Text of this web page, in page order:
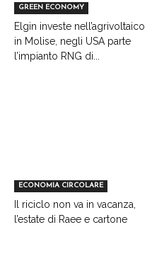
GREEN ECONOMY
Elgin investe nell’agrivoltaico
in Molise, negli USA parte
l’impianto RNG di...
ECONOMIA CIRCOLARE
Il riciclo non va in vacanza,
l’estate di Raee e cartone